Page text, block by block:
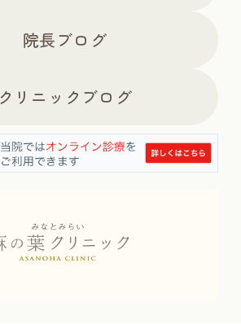
院長ブログ
クリニックブログ